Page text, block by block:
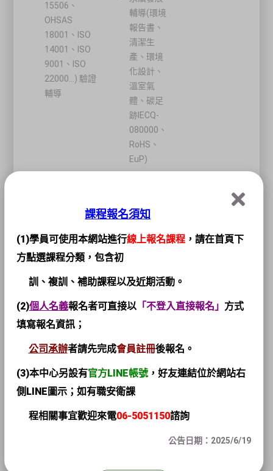
15506、
OHSAS
18001、ISO
14001、ISO
9001、ISO
22000...) 驗證
輔導
輔導(環境
報告書、
清潔生
產、環境
化設計、
溫室氣
體、碳足
跡IECQ-
080000、
RoHS、
EuP)
SD類永續發展服務機構
登
錄
目
SD1-環保服
SD2-安全
1. 環境管理
系統建制及
持續改善服
務
2. 溫室氣體
盤查、確
證、查證與
減量服務
課程報名須知
(1)學員可使用本網站進行線上報名課程，請在首頁下
方點選課程分類，包含初
訓、複訓、補助課程以及近期活動。
(2)個人名義報名者可直接以「不登入直接報名」 方式
填寫報名資訊；
公司承辦者請先完成會員註冊後報名。
(3)本中心另設有官方LINE帳號， 好友連結位於網站右
側LINE圖示；如有職安衛課
程相關事宜歡迎來電06-5051150諮詢
公告日期：2025/6/19